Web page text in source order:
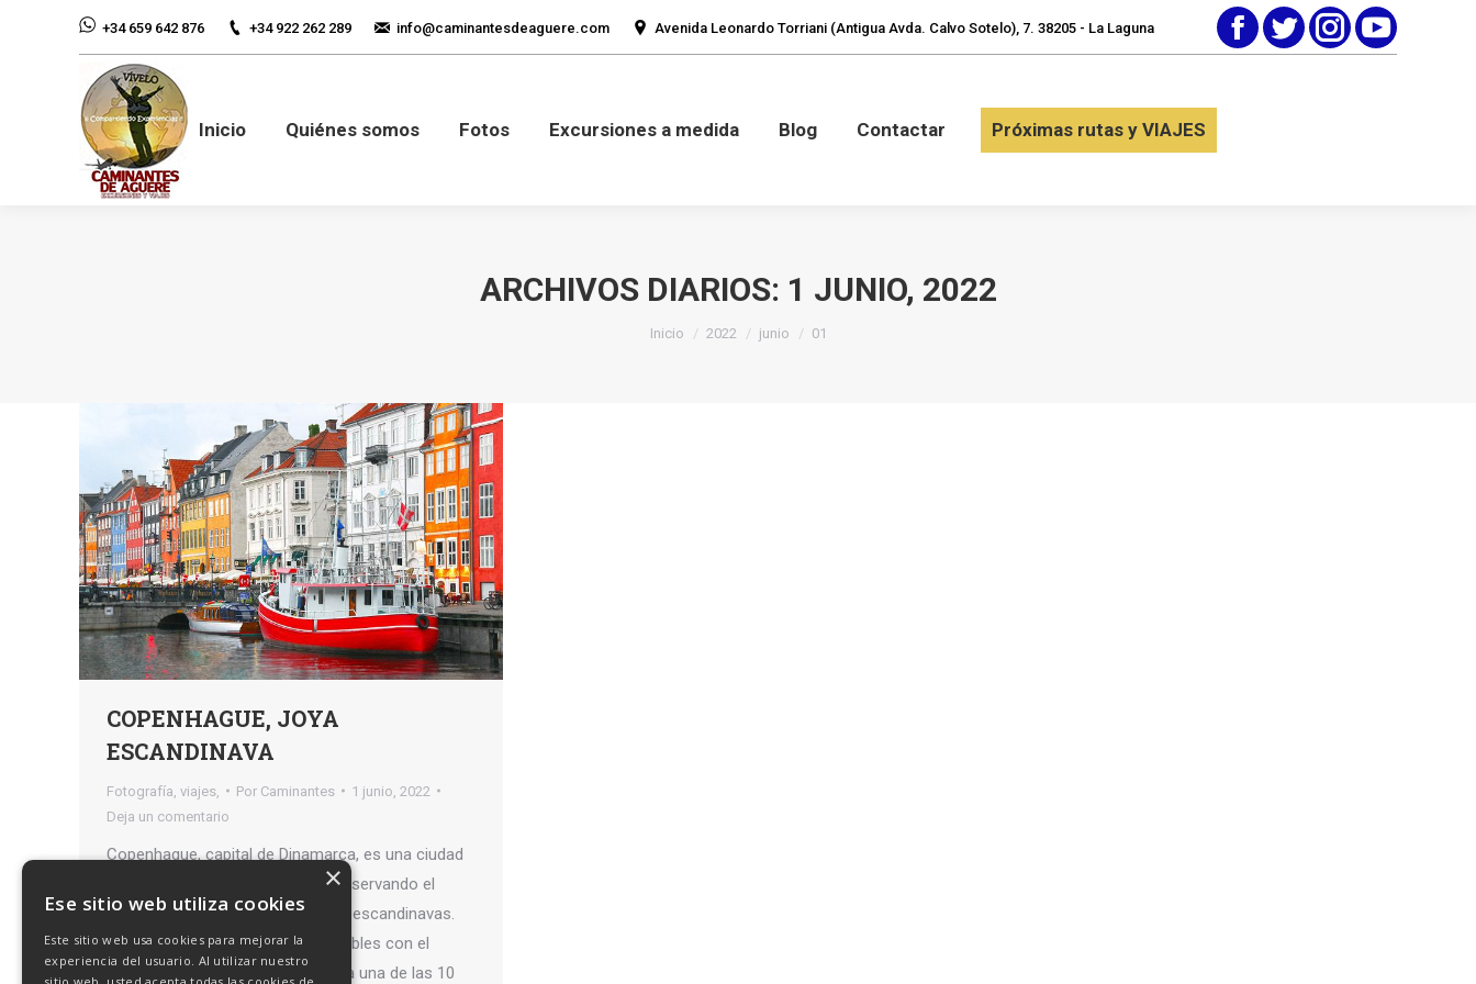
+34 659 642 876 +34 922 262 289 info@caminantesdeaguere.com Avenida Leonardo Torriani (Antigua Avda. Calvo Sotelo), 7. 38205 - La Laguna
FacebookTwitterInstagramYouTube
Inicio Quiénes somos Fotos Excursiones a medida Blog Contactar Próximas rutas y VIAJES
ARCHIVOS DIARIOS: 1 JUNIO, 2022
Estás aquí:
Inicio 2022 junio 01
COPENHAGUE, JOYA
ESCANDINAVA
Fotografía viajes, Por Caminantes
1 junio, 2022
Deja un comentario
Copenhague, capital de Dinamarca, es una ciudad
cosmopolita y moderna, pero conservando el
encanto de las antiguas ciudades escandinavas.
Sus habitantes son alegres y amables con el
visitante. No en vano se considera una de las 10
Ese sitio web utiliza cookies
Este sitio web usa cookies para mejorar la
experiencia del usuario. Al utilizar nuestro
×